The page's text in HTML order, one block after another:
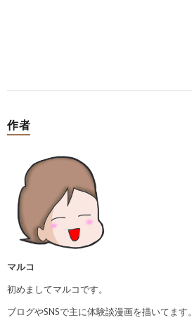
作者
マルコ
初めましてマルコです。
ブログやSNSで主に体験談漫画を描いてます。